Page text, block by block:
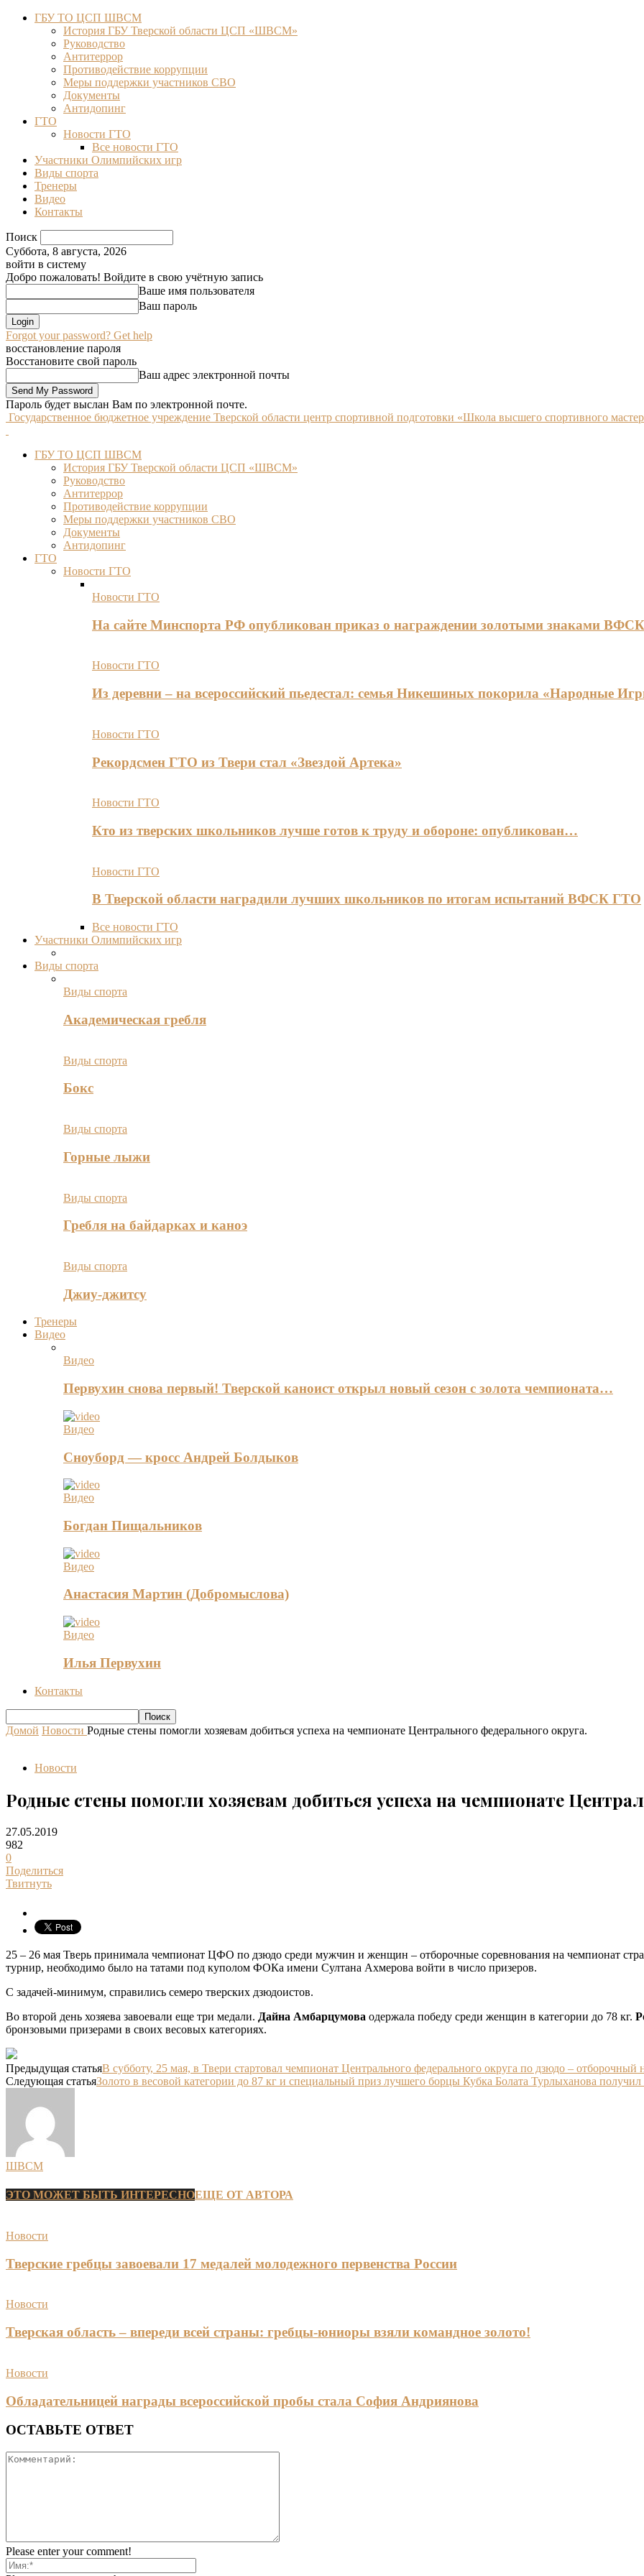
ГБУ ТО ЦСП ШВСМ
История ГБУ Тверской области ЦСП «ШВСМ»
Руководство
Антитеррор
Противодействие коррупции
Меры поддержки участников СВО
Документы
Антидопинг
ГТО
Новости ГТО
Все новости ГТО
Участники Олимпийских игр
Виды спорта
Тренеры
Видео
Контакты
Поиск
Суббота, 8 августа, 2026
войти в систему
Добро пожаловать! Войдите в свою учётную запись
Ваше имя пользователя
Ваш пароль
Forgot your password? Get help
восстановление пароля
Восстановите свой пароль
Ваш адрес электронной почты
Пароль будет выслан Вам по электронной почте.
Государственное бюджетное учреждение Тверской области центр спортивной подготовки «Школа высшего спортивного
ГБУ ТО ЦСП ШВСМ
История ГБУ Тверской области ЦСП «ШВСМ»
Руководство
Антитеррор
Противодействие коррупции
Меры поддержки участников СВО
Документы
Антидопинг
ГТО
Новости ГТО
Новости ГТО
На сайте Минспорта РФ опубликован приказ о награждении золотыми знаками
Новости ГТО
Из деревни – на всероссийский пьедестал: семья Никешиных покорила «Народные
Новости ГТО
Рекордсмен ГТО из Твери стал «Звездой Артека»
Новости ГТО
Кто из тверских школьников лучше готов к труду и обороне: опубликован…
Новости ГТО
В Тверской области наградили лучших школьников по итогам испытаний ВФСК ГТО
Все новости ГТО
Участники Олимпийских игр
Виды спорта
Виды спорта
Академическая гребля
Виды спорта
Бокс
Виды спорта
Горные лыжи
Виды спорта
Гребля на байдарках и каноэ
Виды спорта
Джиу-джитсу
Тренеры
Видео
Видео
Первухин снова первый! Тверской каноист открыл новый сезон с золота чемпионата…
Видео
Сноуборд — кросс Андрей Болдыков
Видео
Богдан Пищальников
Видео
Анастасия Мартин (Добромыслова)
Видео
Илья Первухин
Контакты
Домой Новости Родные стены помогли хозяевам добиться успеха на чемпионате Центрального федерального округа.
Новости
Родные стены помогли хозяевам добиться успеха на чемпионате
27.05.2019
982
0
Поделиться
Твитнуть
25 – 26 мая Тверь принимала чемпионат ЦФО по дзюдо среди мужчин и женщин – отборочные соревнования на чемпионат
турнир, необходимо было на татами под куполом ФОКа имени Султана Ахмерова войти в число призеров.
С задачей-минимум, справились семеро тверских дзюдоистов.
Во второй день хозяева завоевали еще три медали. Дайна Амбарцумова одержала победу среди женщин в категории до 78 кг.
бронзовыми призерами в своих весовых категориях.
Предыдущая статьяВ субботу, 25 мая, в Твери стартовал чемпионат Центрального федерального округа по дзюдо – отборочный
Следующая статьяЗолото в весовой категории до 87 кг и специальный приз лучшего борцы Кубка Болата Турлыханова
ШВСМ
ЭТО МОЖЕТ БЫТЬ ИНТЕРЕСНОЕЩЕ ОТ АВТОРА
Новости
Тверские гребцы завоевали 17 медалей молодежного первенства России
Новости
Тверская область – впереди всей страны: гребцы-юниоры взяли командное золото!
Новости
Обладательницей награды всероссийской пробы стала София Андриянова
ОСТАВЬТЕ ОТВЕТ
Please enter your comment!